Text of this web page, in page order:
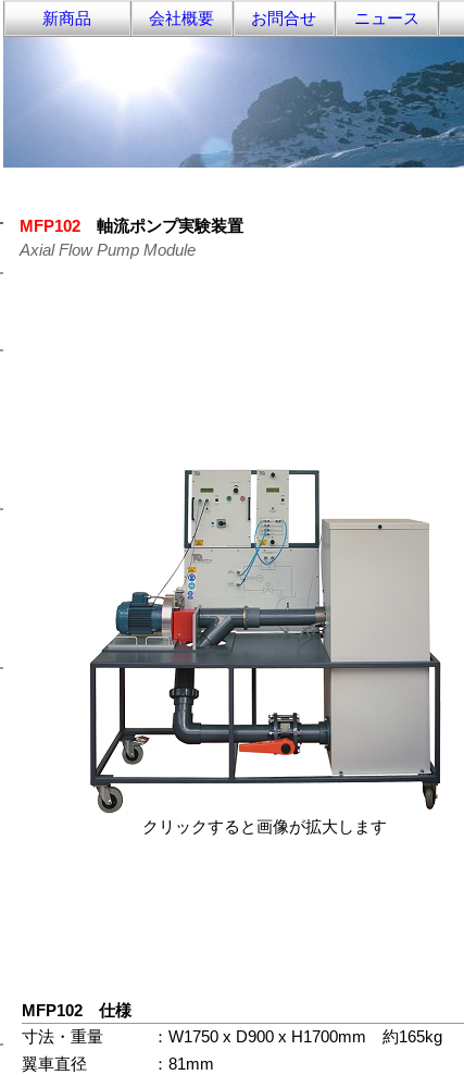
新商品 会社概要 お問合せ ニュース
MFP102軸流ポンプ実験装置
Axial Flow Pump Module
クリックすると画像が拡大します
MFP102 仕様
寸法・重量
：W1750 x D900 x H1700mm 約165kg
翼車直径
：81mm